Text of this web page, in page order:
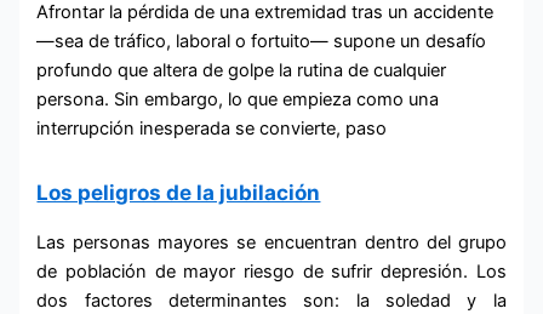
Afrontar la pérdida de una extremidad tras un accidente
—sea de tráfico, laboral o fortuito— supone un desafío
profundo que altera de golpe la rutina de cualquier
persona. Sin embargo, lo que empieza como una
interrupción inesperada se convierte, paso
Los peligros de la jubilación
Las personas mayores se encuentran dentro del grupo
de población de mayor riesgo de sufrir depresión. Los
dos factores determinantes son: la soledad y la